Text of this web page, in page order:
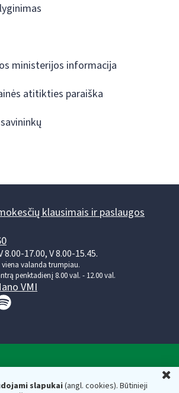
slapukai(angl. cookies). Būtinieji
ministerijos informacija
atitikties paraiška
klausimais ir paslaugos
17.00, V 8.00-15.45.
viena valanda trumpiau.
penktadienį 8.00 val. - 12.00 val.
VMI
ministerijos